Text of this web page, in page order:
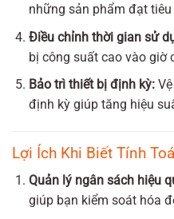
những sản phẩm đạt
Điều chỉnh thời gian sử
bị công suất cao vào giờ
Bảo trì thiết bị định kỳ:Vệ
định kỳ giúp tăng hiệu
Lợi Ích Khi Biết Tính
Quản lý ngân sách hiệu
giúp bạn kiểm soát hóa